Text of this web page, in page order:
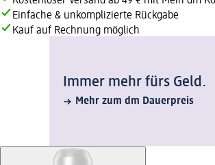
Einfache & unkomplizierte Rückgabe
Kauf auf Rechnung möglich
Immer mehr fürs Geld.
Mehr zum dm Dauerpreis